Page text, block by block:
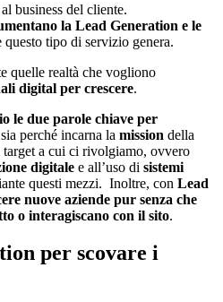
business del cliente.
la Lead Generation e le
questo tipo di servizio genera.
quelle realtà che vogliono
digital per crescere.
le due parole chiave per
sia perché incarna la mission della
target a cui ci rivolgiamo, ovvero
digitale e all’uso di sistemi
questi mezzi. Inoltre, con Lead
nuove aziende pur senza che
o interagiscano con il sito.
per scovare i